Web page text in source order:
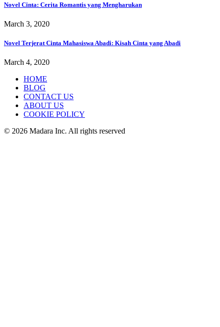
Novel Cinta: Cerita Romantis yang Mengharukan
March 3, 2020
Novel Terjerat Cinta Mahasiswa Abadi: Kisah Cinta yang Abadi
March 4, 2020
HOME
BLOG
CONTACT US
ABOUT US
COOKIE POLICY
© 2026 Madara Inc. All rights reserved